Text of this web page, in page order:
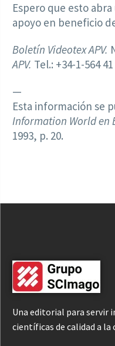
Espero que esto
apoyo en beneficio
Boletín Videotex APV.
APV. Tel.: +34-1-564
—
Esta información se
Information World en
1993, p. 20.
Una editorial para servir
científicas de calidad a la